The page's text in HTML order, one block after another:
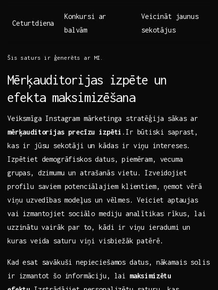
Ceturtdiena
Konkursi ar
‌balvām
Veicināt jaunus
sekotājus
Šis saturs⁤ ir ģenerēts ar ⁤MI.
Mērķauditorijas izpēte ⁤un
efekta maksimizēšana
Veiksmīga Instagram mārketinga ‍stratēģija sākas ar
mērķauditorijas precīzu izpēti .Ir‍ būtiski saprast,
kas ir jūsu sekotāji un kādas‌ ir viņu intereses.
Izpētiet demogrāfiskos datus, piemēram, vecuma
grupas, dzimumu un atrašanās vietu. Izveidojiet
profilu saviem potenciālajiem ⁣klientiem, ņemot vērā
viņu⁤ uzvedības modeļus un vēlmes. Veiciet aptaujas⁣
vai izmantojiet ⁢sociālo mediju analītikas rīkus, lai
uzzinātu⁢ vairāk par to, kādi ir viņu ieradumi un
kuras veida ⁢saturu viņi visbiežāk patērē.
Kad esat savākuši nepieciešamos datus, nākamais solis
ir izmantot šo informāciju, lai maksimizētu